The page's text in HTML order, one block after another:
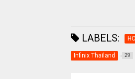
LABELS:
Infinix Thailand 29